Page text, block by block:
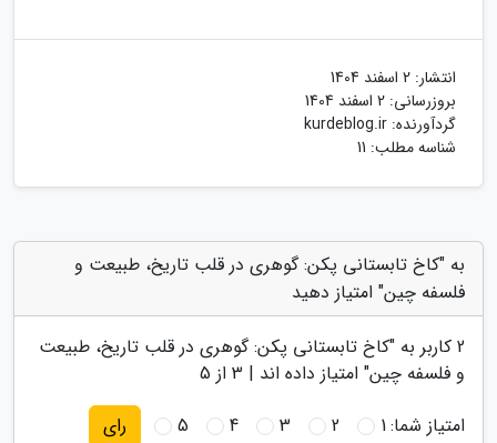
انتشار: 2 اسفند 1404
بروزرسانی: 2 اسفند 1404
گردآورنده: kurdeblog.ir
شناسه مطلب: 11
به "کاخ تابستانی پکن: گوهری در قلب تاریخ، طبیعت و
فلسفه چین" امتیاز دهید
2 کاربر به "کاخ تابستانی پکن: گوهری در قلب تاریخ، طبیعت
و فلسفه چین" امتیاز داده اند | 3 از 5
امتیاز شما:1
2
3
4
5 رای